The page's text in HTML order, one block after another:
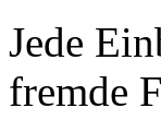
Jede
fremde